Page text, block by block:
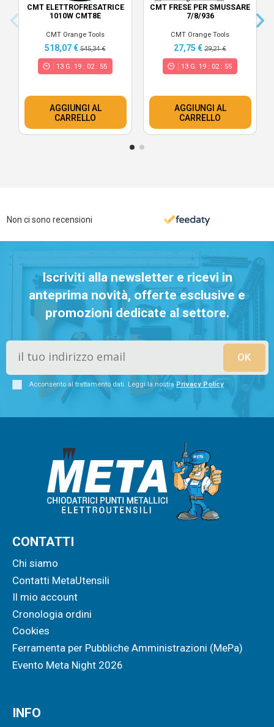
CMT ELETTROFRESATRICE
1010W CMT8E
CMT Orange Tools
518,07 € 545,34 €
13 G. 19 : 02: 55
AGGIUNGI AL
CARRELLO
CMT FRESE PER SMUSSARE
7/8/936
CMT Orange Tools
27,75 € 29,21 €
13 G. 19 : 02: 55
AGGIUNGI AL
CARRELLO
Non ci sono recensioni
Iscriviti alla newsletter e ricevi in
anteprima novità, offerte esclusive e
promozioni dedicate al settore.
Acconsento al trattamento dati. Leggi la nostraPrivacy Policy
CONTATTI
Chi siamo
Contatti MetaUtensili
Il mio account
Cronologia ordini
Cookies
Ferramenta per Pubbliche Amministrazioni (MePa)
Evento Meta Night 2026
INFO